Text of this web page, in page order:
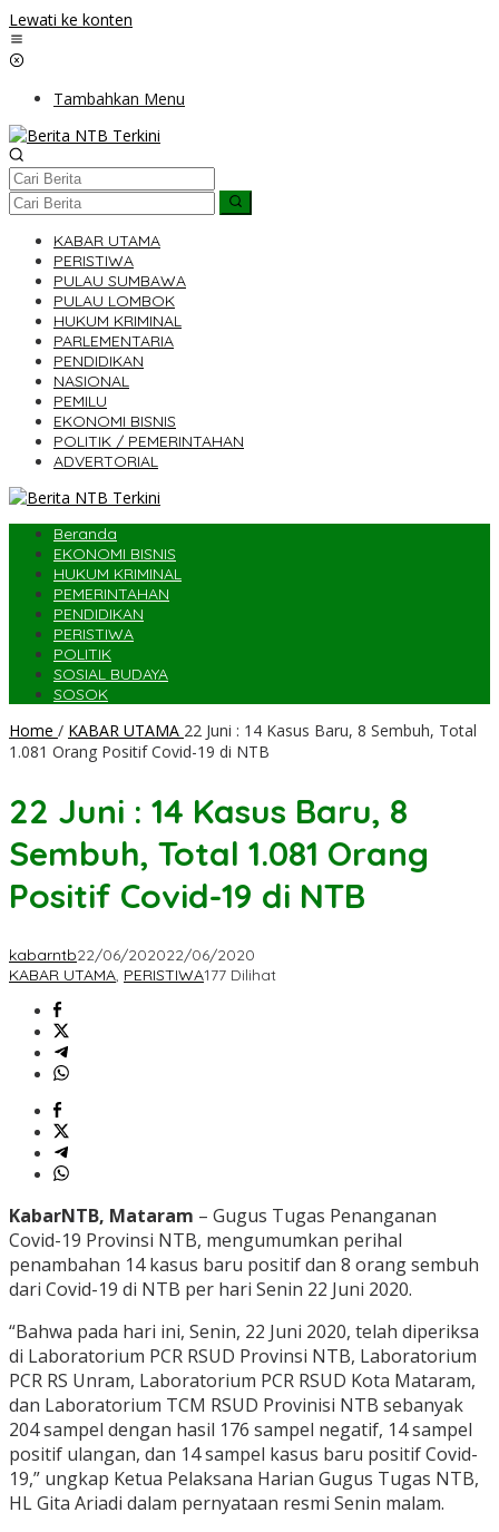
Lewati ke konten
Tambahkan Menu
KABAR UTAMA
PERISTIWA
PULAU SUMBAWA
PULAU LOMBOK
HUKUM KRIMINAL
PARLEMENTARIA
PENDIDIKAN
NASIONAL
PEMILU
EKONOMI BISNIS
POLITIK / PEMERINTAHAN
ADVERTORIAL
Beranda
EKONOMI BISNIS
HUKUM KRIMINAL
PEMERINTAHAN
PENDIDIKAN
PERISTIWA
POLITIK
SOSIAL BUDAYA
SOSOK
Home / KABAR UTAMA 22 Juni : 14 Kasus Baru, 8 Sembuh, Total
1.081 Orang Positif Covid-19 di NTB
22 Juni : 14 Kasus Baru, 8
Sembuh, Total 1.081 Orang
Positif Covid-19 di NTB
kabarntb22/06/202022/06/2020
KABAR UTAMA, PERISTIWA177 Dilihat
KabarNTB, Mataram – Gugus Tugas Penanganan
Covid-19 Provinsi NTB, mengumumkan perihal
penambahan 14 kasus baru positif dan 8 orang sembuh
dari Covid-19 di NTB per hari Senin 22 Juni 2020.
“Bahwa pada hari ini, Senin, 22 Juni 2020, telah diperiksa
di Laboratorium PCR RSUD Provinsi NTB, Laboratorium
PCR RS Unram, Laboratorium PCR RSUD Kota Mataram,
dan Laboratorium TCM RSUD Provinisi NTB sebanyak
204 sampel dengan hasil 176 sampel negatif, 14 sampel
positif ulangan, dan 14 sampel kasus baru positif Covid-
19,” ungkap Ketua Pelaksana Harian Gugus Tugas NTB,
HL Gita Ariadi dalam pernyataan resmi Senin malam.